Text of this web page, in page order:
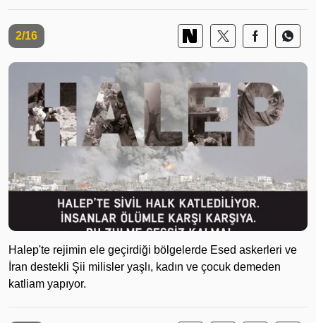
2/16
Halep'te rejimin ele geçirdiği bölgelerde Esed askerleri ve
İran destekli Şii milisler yaşlı, kadın ve çocuk demeden
katliam yapıyor.